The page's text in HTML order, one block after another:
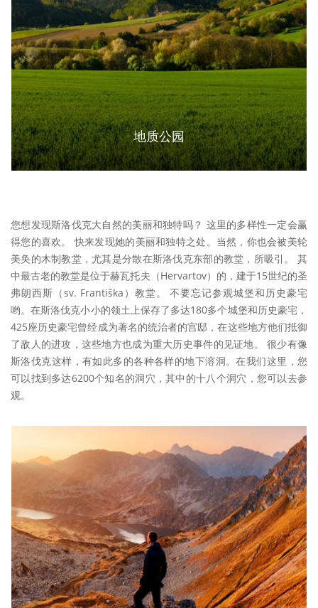
地质公园
您想发现斯洛伐克大自然的美丽和独特吗？ 这里的多样性一定会赢
得您的喜欢。 快来发现她的美丽和独特之处。当然，你也会被美轮
美奂的木制教堂，尤其是分散在斯洛伐克东部的教堂，所吸引。 其
中最古老的教堂是位于赫瓦托夫（Hervartov）的，建于15世纪的圣
弗朗西斯（sv. Františka）教堂。 不要忘记参观城堡和历史豪宅
哟。在斯洛伐克小小的领土上保存了多达180多个城堡和历史豪宅，
425座历史豪宅曾经成为著名的统治者的宫邸，在这些地方他们抵御
了敌人的进攻，这些地方也成为重大历史事件的见证地。 很少有像
斯洛伐克这样，有如此多的各种各样的地下溶洞。在我们这里，您
可以找到多达6200个知名的洞穴，其中的十八个洞穴，您可以去参
观。